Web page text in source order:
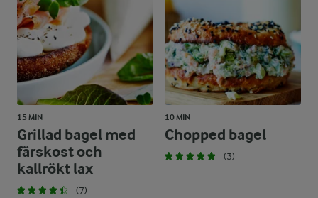
15 MIN
Grillad bagel med
färskost och
kallrökt lax
(7)
10 MIN
Chopped bagel
(3)